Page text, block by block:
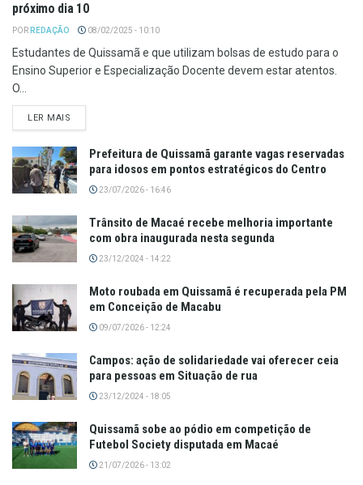
próximo dia 10
POR REDAÇÃO 08/02/2025 - 10:10
Estudantes de Quissamã e que utilizam bolsas de estudo para o
Ensino Superior e Especialização Docente devem estar atentos.
O...
LER MAIS
Prefeitura de Quissamã garante vagas reservadas
para idosos em pontos estratégicos do Centro
23/07/2026 - 16:46
Trânsito de Macaé recebe melhoria importante
com obra inaugurada nesta segunda
23/12/2024 - 14:22
Moto roubada em Quissamã é recuperada pela PM
em Conceição de Macabu
09/07/2026 - 12:24
Campos: ação de solidariedade vai oferecer ceia
para pessoas em Situação de rua
23/12/2024 - 18:05
Quissamã sobe ao pódio em competição de
Futebol Society disputada em Macaé
21/07/2026 - 13:02